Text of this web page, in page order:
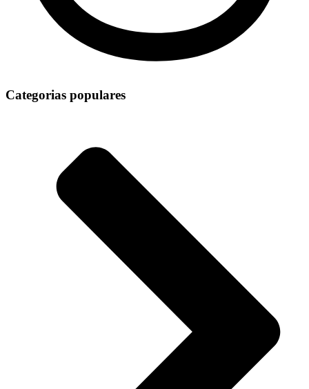
Categorias populares